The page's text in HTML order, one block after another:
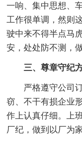
一响、集中思想、
工作很单调，然则
驶中来不得半点马
安，处处防不测，
三、尊章守纪
严格遵守公司
窃、不干有损企业
作上认真仔细。上
厂纪，做到以厂为